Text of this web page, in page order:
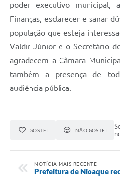
poder executivo municipal,
Finanças, esclarecer e sanar
população que esteja
Valdir Júnior e o Secretário
agradecem a Câmara
também a presença de
audiência pública.
GOSTEI NÃO GOSTEI
NOTÍCIA MAIS RECENTE
Prefeitura de Nioaque